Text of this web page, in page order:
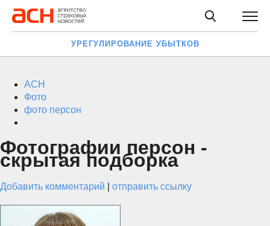
УРЕГУЛИРОВАНИЕ УБЫТКОВ
АСН
Фото
фото персон
Фотографии персон -
скрытая подборка
Добавить комментарий отправить ссылку